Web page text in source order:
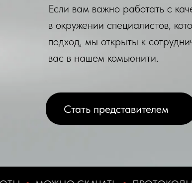
Если вам важно работать с
в окружении специалистов,
подход, мы открыты к
вас в нашем комьюнити.
Стать представителем